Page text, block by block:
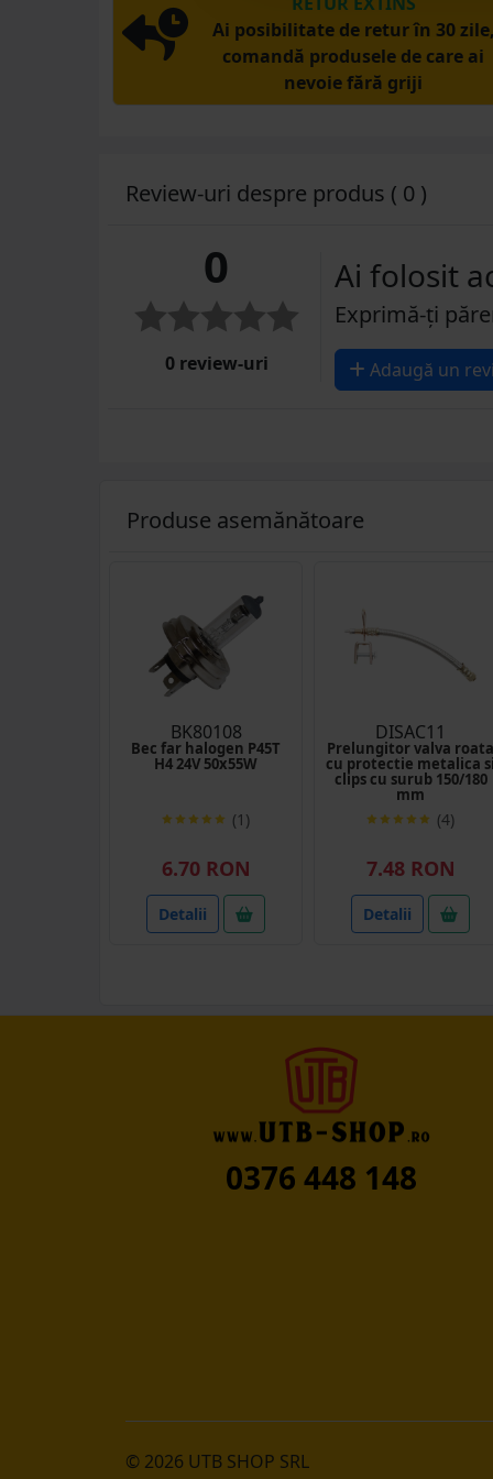
Ai posibilitate de retur în 30 zile,
comandă produsele de care ai
nevoie fără griji
Review-uri despre produs ( 0 )
0
0 review-uri
Ai folosit
Exprimă-ți
Adaugă un
Produse asemănătoare
BK80108
Bec far halogen P45T
H4 24V 50x55W
(1)
6.70 RON
Detalii
DISAC11
Prelungitor valva roata
cu protectie metalica si
clips cu surub 150/180
mm
(4)
7.48 RON
Detalii
0376 448 148
© 2026 UTB SHOP SRL